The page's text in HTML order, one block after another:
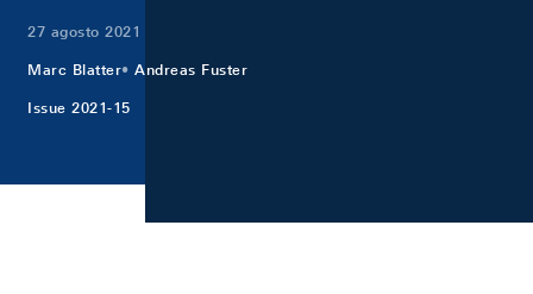
27 agosto 2021
Marc Blatter Andreas Fuster
Issue 2021-15